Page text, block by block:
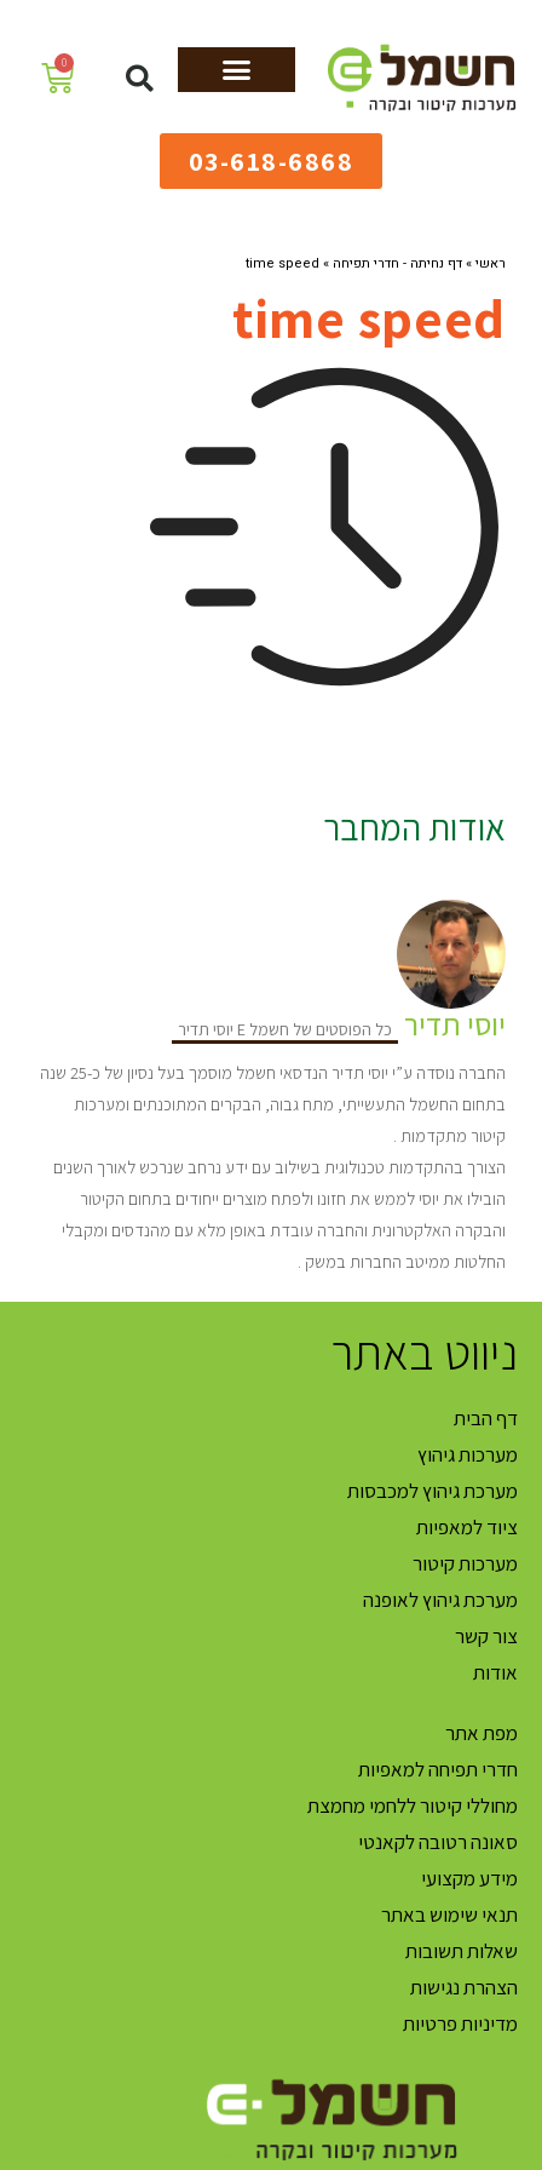
0
03-618-6868
ראשי»דף נחיתה - חדרי תפיחה »
time speed
time speed
אודות המחבר
יוסי תדיר כל הפוסטים של חשמל E יוסי תדיר
החברה נוסדה ע”י יוסי תדיר הנדסאי חשמל מוסמך בעל נסיון של כ-25 שנה
בתחום החשמל התעשייתי, מתח גבוה, הבקרים המתוכנתים ומערכות
קיטור מתקדמות .
הצורך בהתקדמות טכנולוגית בשילוב עם ידע נרחב שנרכש לאורך השנים
הובילו את יוסי לממש את חזונו ולפתח מוצרים ייחודים בתחום הקיטור
והבקרה האלקטרונית והחברה עובדת באופן מלא עם מהנדסים ומקבלי
החלטות ממיטב החברות במשק .
ניווט באתר
דף הבית
מערכות גיהוץ
מערכת גיהוץ למכבסות
ציוד למאפיות
מערכות קיטור
מערכת גיהוץ לאופנה
צור קשר
אודות
מפת אתר
חדרי תפיחה למאפיות
מחוללי קיטור ללחמי מחמצת
סאונה רטובה לקאנטי
מידע מקצועי
תנאי שימוש באתר
שאלות תשובות
הצהרת נגישות
מדיניות פרטיות